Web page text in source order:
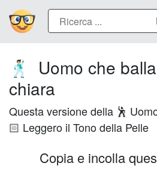
🕺🏻
Uomo che
chiara
Questa versione della 🕺
🏻 Leggero il Tono della Pelle
Copia e incolla